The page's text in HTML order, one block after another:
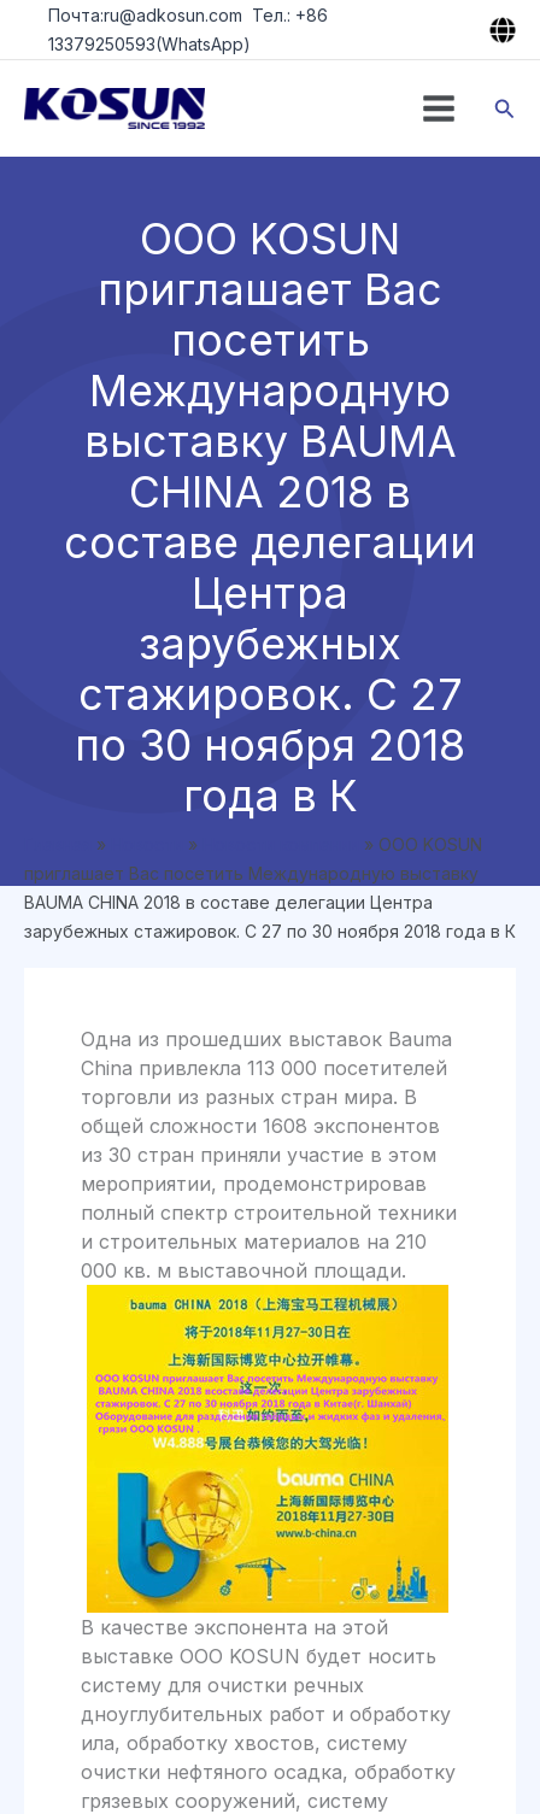
ПерейтиПочта:ru@adkosun.com Тел.: +86
13379250593(WhatsApp)
ООО KOSUN
приглашает Вас
посетить
Международную
выставку BAUMA
CHINA 2018 в
составе делегации
Центра
зарубежных
стажировок. С 27
по 30 ноября 2018
года в К
» » » ООО KOSUN
приглашает Вас посетить Международную выставку
BAUMA CHINA 2018 в составе делегации Центра
зарубежных стажировок. С 27 по 30 ноября 2018 года в К
Одна из прошедших выставок Bauma
China привлекла 113 000 посетителей
торговли из разных стран мира. В
общей сложности 1608 экспонентов
из 30 стран приняли участие в этом
мероприятии, продемонстрировав
полный спектр строительной техники
и строительных материалов на 210
000 кв. м выставочной площади.
В качестве экспонента на этой
выставке ООО KOSUN будет носить
систему для очистки речных
дноуглубительных работ и обработку
ила, обработку хвостов, систему
очистки нефтяного осадка, обработку
грязевых сооружений, систему